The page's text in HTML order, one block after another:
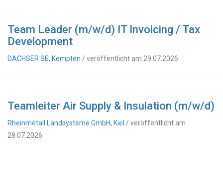
Team Leader (m/w/d) IT Invoicing / Tax
Development
DACHSER SE, Kempten / veröffentlicht am 29.07.2026
Teamleiter Air Supply & Insulation (m/w/d)
Rheinmetall Landsysteme GmbH, Kiel / veröffentlicht am
28.07.2026